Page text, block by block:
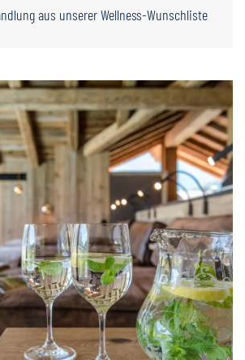
aus unserer Wellness-Wunschliste